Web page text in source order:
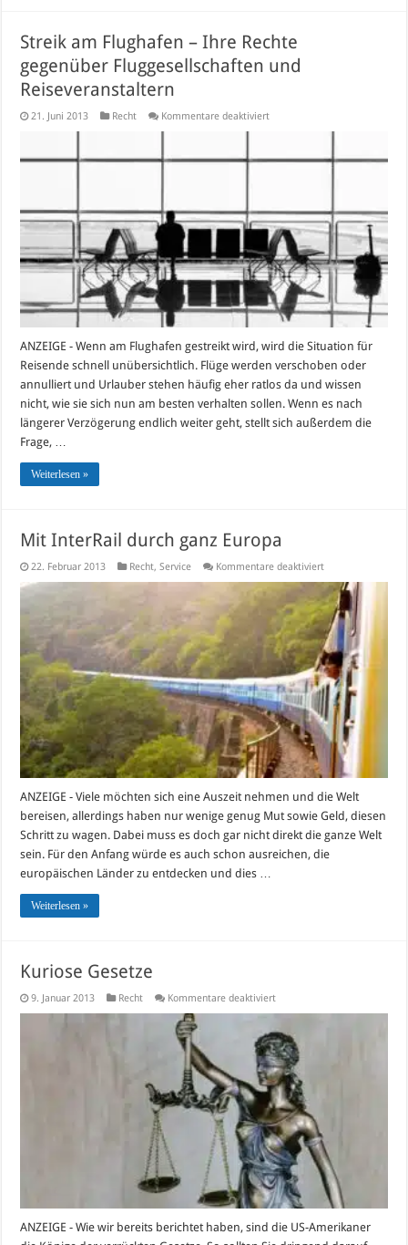
Streik am Flughafen – Ihre Rechte
gegenüber Fluggesellschaften und
Reiseveranstaltern
21. Juni 2013 Recht Kommentare deaktiviertfür
–
Fluggesellschaften
und
Reiseveranstaltern
ANZEIGE - Wenn am Flughafen gestreikt wird, wird die Situation für
Reisende schnell unübersichtlich. Flüge werden verschoben oder
annulliert und Urlauber stehen häufig eher ratlos da und wissen
nicht, wie sie sich nun am besten verhalten sollen. Wenn es nach
längerer Verzögerung endlich weiter geht, stellt sich außerdem die
Frage, …
Weiterlesen »
Mit InterRail durch ganz Europa
22. Februar 2013 Recht,Service Kommentare deaktiviertfür
InterRail
durch
ganz
Europa
ANZEIGE - Viele möchten sich eine Auszeit nehmen und die Welt
bereisen, allerdings haben nur wenige genug Mut sowie Geld, diesen
Schritt zu wagen. Dabei muss es doch gar nicht direkt die ganze Welt
sein. Für den Anfang würde es auch schon ausreichen, die
europäischen Länder zu entdecken und dies …
Weiterlesen »
Kuriose Gesetze
9. Januar 2013 Recht Kommentare deaktiviertfür
ANZEIGE - Wie wir bereits berichtet haben, sind die US-Amerikaner